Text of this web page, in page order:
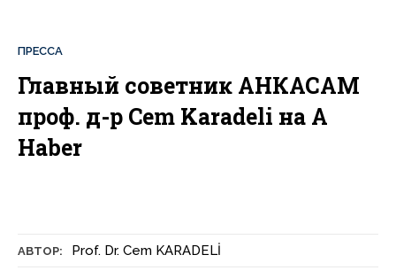
АВТОР: Prof. Dr. Cem KARADELİ
ПРЕССА
Главный советник АНКАСАМ
проф. д-р Cem Karadeli на A
Haber